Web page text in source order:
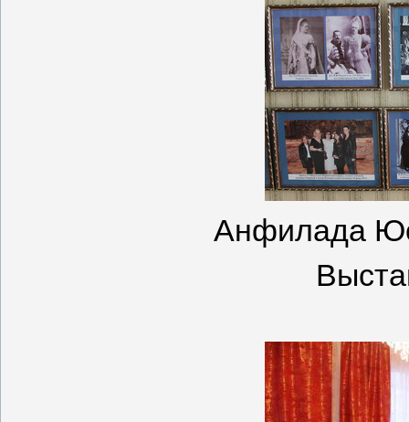
Анфилада